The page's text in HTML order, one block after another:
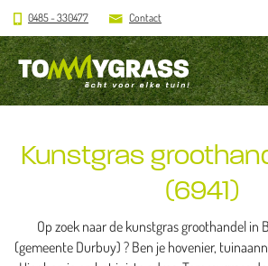
0485 - 330477 Contact
Kunstgras
(6941)
Op zoek naar de kunstgras groothandel in
(gemeente Durbuy) ? Ben je hovenier,